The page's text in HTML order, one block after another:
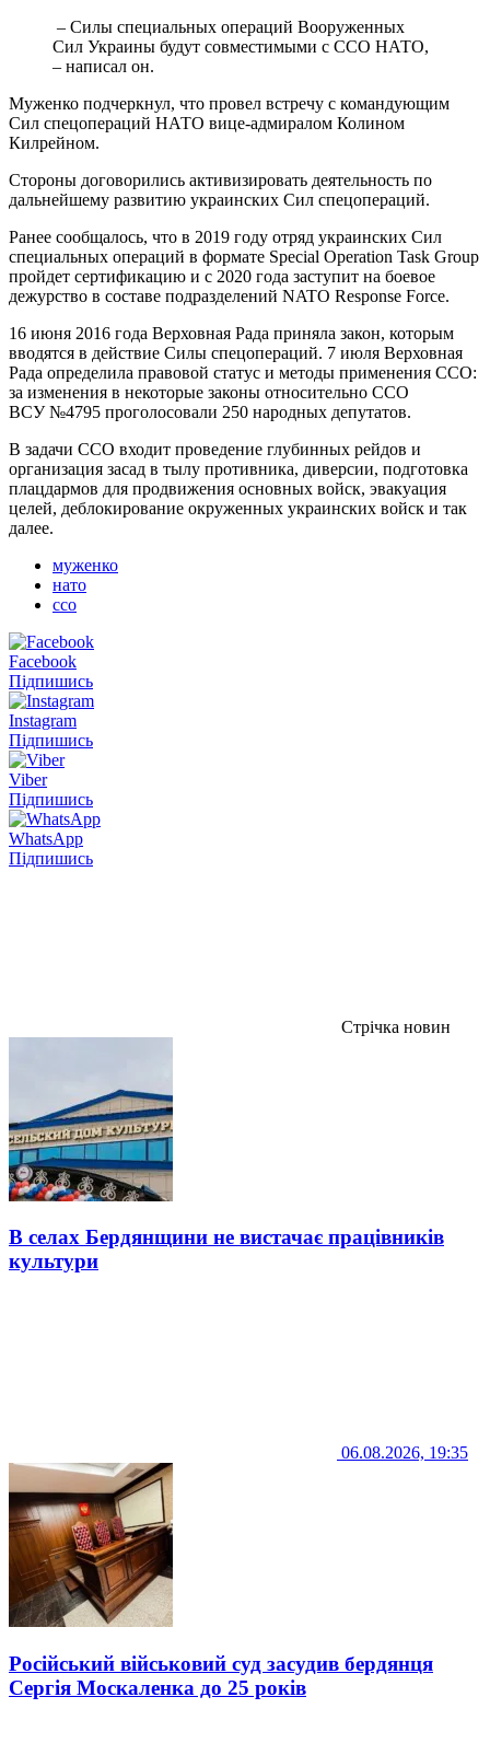
– Силы специальных операций Вооруженных
Сил Украины будут совместимыми с ССО НАТО,
– написал он.
Муженко подчеркнул, что провел встречу с командующим
Сил спецопераций НАТО вице-адмиралом Колином
Килрейном.
Стороны договорились активизировать деятельность по
дальнейшему развитию украинских Сил спецопераций.
Ранее сообщалось, что в 2019 году отряд украинских Сил
специальных операций в формате Special Operation Task Group
пройдет сертификацию и с 2020 года заступит на боевое
дежурство в составе подразделений NATO Response Force.
16 июня 2016 года Верховная Рада приняла закон, которым
вводятся в действие Силы спецопераций. 7 июля Верховная
Рада определила правовой статус и методы применения ССО:
за изменения в некоторые законы относительно ССО
ВСУ №4795 проголосовали 250 народных депутатов.
В задачи ССО входит проведение глубинных рейдов и
организация засад в тылу противника, диверсии, подготовка
плацдармов для продвижения основных войск, эвакуация
целей, деблокирование окруженных украинских войск и так
далее.
муженко
нато
ссо
Facebook
Підпишись
Instagram
Підпишись
Viber
Підпишись
WhatsApp
Підпишись
Стрічка новин
В селах Бердянщини не вистачає працівників
культури
06.08.2026, 19:35
Російський військовий суд засудив бердянця
Сергія Москаленка до 25 років